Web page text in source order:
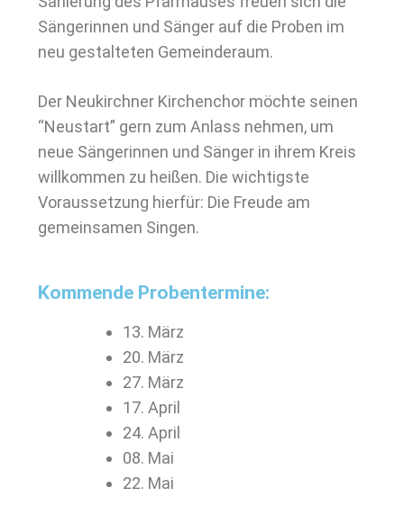
Sängerinnen und Sänger auf die Proben im
neu gestalteten Gemeinderaum.
Der Neukirchner Kirchenchor möchte seinen
“Neustart” gern zum Anlass nehmen, um
neue Sängerinnen und Sänger in ihrem Kreis
willkommen zu heißen. Die wichtigste
Voraussetzung hierfür: Die Freude am
gemeinsamen Singen.
Kommende Probentermine:
13. März
20. März
27. März
17. April
24. April
08. Mai
22. Mai